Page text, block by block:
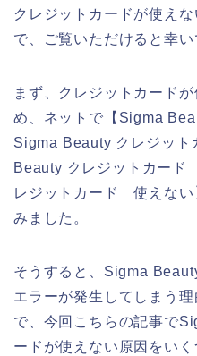
クレジットカードが使え
で、ご覧いただけると幸い
まず、クレジットカード
め、ネットで【Sigma
Sigma Beauty クレジッ
Beauty クレジットカー
レジットカード 使えない
みました。
そうすると、Sigma
エラーが発生してしまう
で、今回こちらの記事で
ードが使えない原因をい